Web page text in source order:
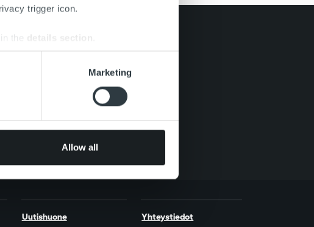
trigger icon.
the details section
to analyse our traffic. We also share
partners who may combine it with
of their services.
Marketing
Allow all
Uutishuone
Yhteystiedot